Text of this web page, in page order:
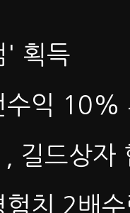
' 획득
수익 10%
길드상자
험치 2배